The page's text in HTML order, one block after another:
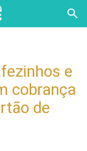
e
cobrança
de